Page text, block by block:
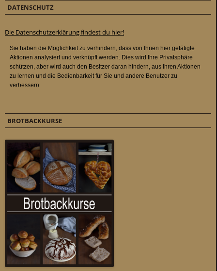
DATENSCHUTZ
Die Datenschutzerklärung findest du hier!
BROTBACKKURSE